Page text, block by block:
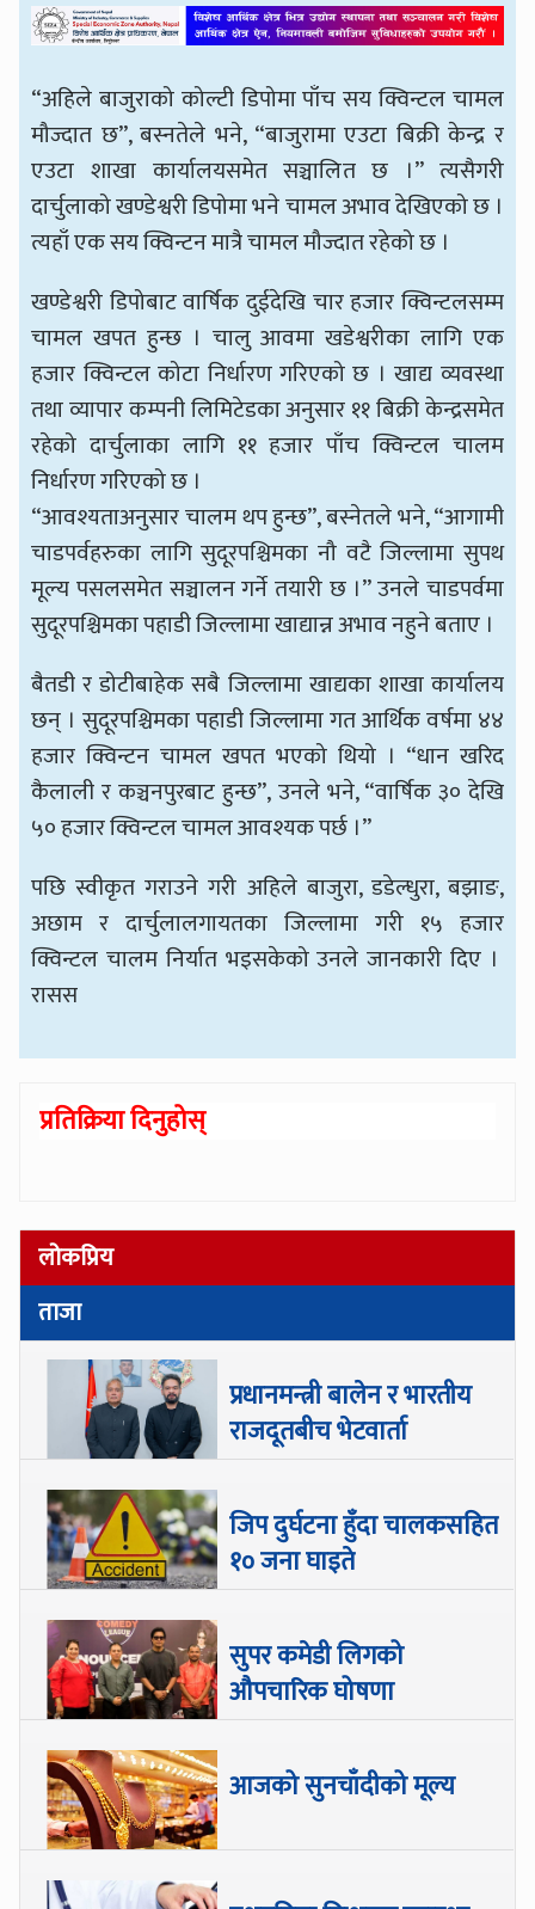
“अहिले बाजुराको कोल्टी डिपोमा पाँच सय क्विन्टल चामल
मौज्दात छ”, बस्नतेले भने, “बाजुरामा एउटा बिक्री केन्द्र र
एउटा शाखा कार्यालयसमेत सञ्चालित छ ।” त्यसैगरी
दार्चुलाको खण्डेश्वरी डिपोमा भने चामल अभाव देखिएको छ ।
त्यहाँ एक सय क्विन्टन मात्रै चामल मौज्दात रहेको छ ।
खण्डेश्वरी डिपोबाट वार्षिक दुईदेखि चार हजार क्विन्टलसम्म
चामल खपत हुन्छ । चालु आवमा खडेश्वरीका लागि एक
हजार क्विन्टल कोटा निर्धारण गरिएको छ । खाद्य व्यवस्था
तथा व्यापार कम्पनी लिमिटेडका अनुसार ११ बिक्री केन्द्रसमेत
रहेको दार्चुलाका लागि ११ हजार पाँच क्विन्टल चालम
निर्धारण गरिएको छ ।
“आवश्यताअनुसार चालम थप हुन्छ”, बस्नेतले भने, “आगामी
चाडपर्वहरुका लागि सुदूरपश्चिमका नौ वटै जिल्लामा सुपथ
मूल्य पसलसमेत सञ्चालन गर्ने तयारी छ ।” उनले चाडपर्वमा
सुदूरपश्चिमका पहाडी जिल्लामा खाद्यान्न अभाव नहुने बताए ।
बैतडी र डोटीबाहेक सबै जिल्लामा खाद्यका शाखा कार्यालय
छन् । सुदूरपश्चिमका पहाडी जिल्लामा गत आर्थिक वर्षमा ४४
हजार क्विन्टन चामल खपत भएको थियो । “धान खरिद
कैलाली र कञ्चनपुरबाट हुन्छ”, उनले भने, “वार्षिक ३० देखि
५० हजार क्विन्टल चामल आवश्यक पर्छ ।”
पछि स्वीकृत गराउने गरी अहिले बाजुरा, डडेल्धुरा, बझाङ,
अछाम र दार्चुलालगायतका जिल्लामा गरी १५ हजार
क्विन्टल चालम निर्यात भइसकेको उनले जानकारी दिए ।
रासस
प्रतिक्रिया दिनुहोस्
लोकप्रिय
ताजा
प्रधानमन्त्री बालेन र भारतीय
राजदूतबीच भेटवार्ता
जिप दुर्घटना हुँदा चालकसहित
१० जना घाइते
सुपर कमेडी लिगको
औपचारिक घोषणा
आजको सुनचाँदीको मूल्य